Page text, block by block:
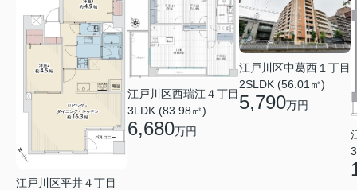
江戸川区平井４丁目
江戸川区西瑞江４丁目
3LDK (83.98㎡)
6,680万円
江戸川区中葛西１丁目
2SLDK (56.01㎡)
5,790万円